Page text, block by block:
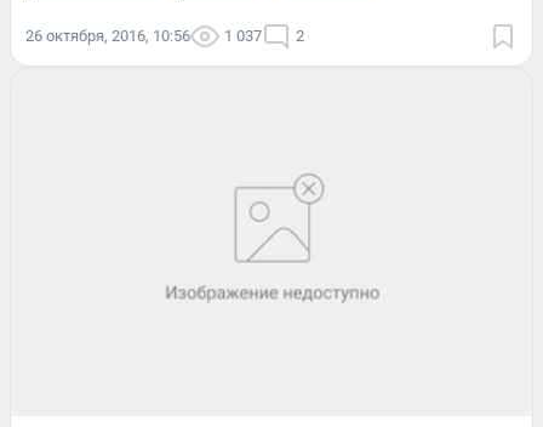
26 октября, 2016, 10:56 1 037 2